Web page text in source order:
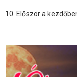
Először a